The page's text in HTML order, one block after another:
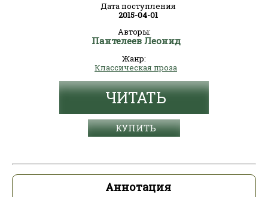
Дата поступления
2015-04-01
Авторы:
Пантелеев Леонид
Жанр:
Классическая проза
ЧИТАТЬ
КУПИТЬ
Аннотация